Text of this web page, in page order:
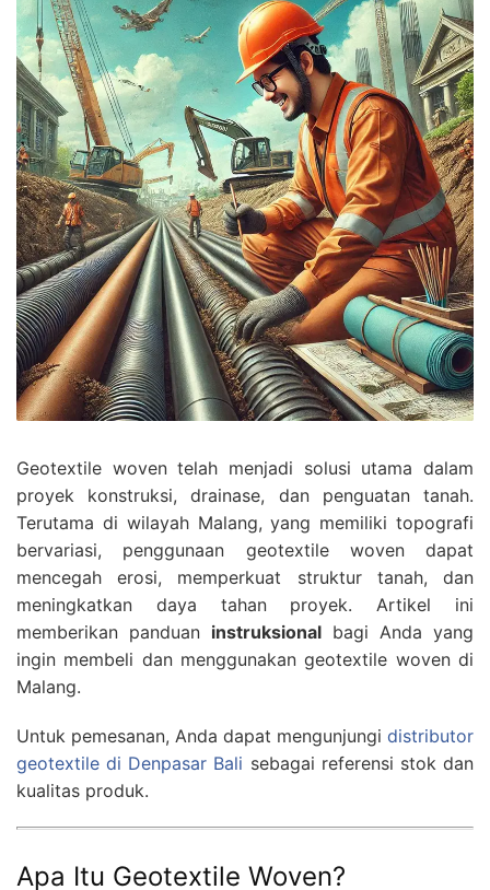
Geotextile woven telah menjadi solusi utama dalam
proyek konstruksi, drainase, dan penguatan tanah.
Terutama di wilayah Malang, yang memiliki topografi
bervariasi, penggunaan geotextile woven dapat
mencegah erosi, memperkuat struktur tanah, dan
meningkatkan daya tahan proyek. Artikel ini
memberikan panduan instruksional bagi Anda yang
ingin membeli dan menggunakan geotextile woven di
Malang.
Untuk pemesanan, Anda dapat mengunjungi distributor
geotextile di Denpasar Bali sebagai referensi stok dan
kualitas produk.
Apa Itu Geotextile Woven?